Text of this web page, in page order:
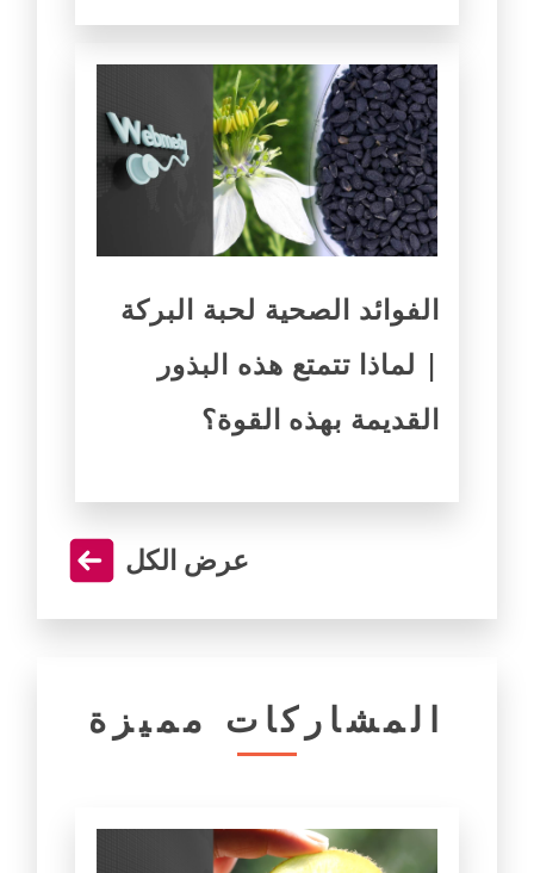
الفوائد الصحية لحبة البركة
| لماذا تتمتع هذه البذور
القديمة بهذه القوة؟
عرض الكل
المشاركات مميزة